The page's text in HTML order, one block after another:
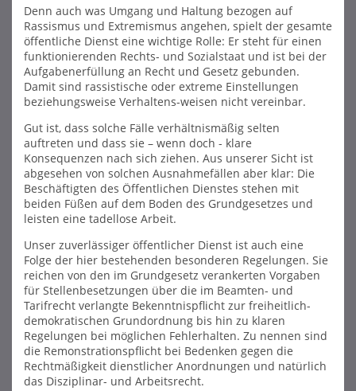
Denn auch was Umgang und Haltung bezogen auf
Rassismus und Extremismus angehen, spielt der gesamte
öffentliche Dienst eine wichtige Rolle: Er steht für einen
funktionierenden Rechts- und Sozialstaat und ist bei der
Aufgabenerfüllung an Recht und Gesetz gebunden.
Damit sind rassistische oder extreme Einstellungen
beziehungsweise Verhaltens-weisen nicht vereinbar.
Gut ist, dass solche Fälle verhältnismäßig selten
auftreten und dass sie – wenn doch - klare
Konsequenzen nach sich ziehen. Aus unserer Sicht ist
abgesehen von solchen Ausnahmefällen aber klar: Die
Beschäftigten des Öffentlichen Dienstes stehen mit
beiden Füßen auf dem Boden des Grundgesetzes und
leisten eine tadellose Arbeit.
Unser zuverlässiger öffentlicher Dienst ist auch eine
Folge der hier bestehenden besonderen Regelungen. Sie
reichen von den im Grundgesetz verankerten Vorgaben
für Stellenbesetzungen über die im Beamten- und
Tarifrecht verlangte Bekenntnispflicht zur freiheitlich-
demokratischen Grundordnung bis hin zu klaren
Regelungen bei möglichen Fehlerhalten. Zu nennen sind
die Remonstrationspflicht bei Bedenken gegen die
Rechtmäßigkeit dienstlicher Anordnungen und natürlich
das Disziplinar- und Arbeitsrecht.